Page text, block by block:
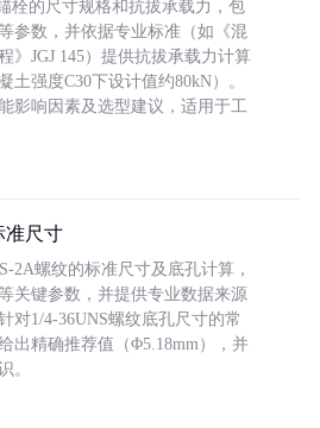
栓的尺寸规格和抗拔承载力，包
参数，并依据专业标准（如《混
》JGJ 145）提供抗拔承载力计算
土强度C30下设计值约80kN）。
影响因素及选型建议，适用于工
准尺寸
2A螺纹的标准尺寸及底孔计算，
关键参数，并提供专业数据来源
对1/4-36UNS螺纹底孔尺寸的常
出精确推荐值（Φ5.18mm），并
。